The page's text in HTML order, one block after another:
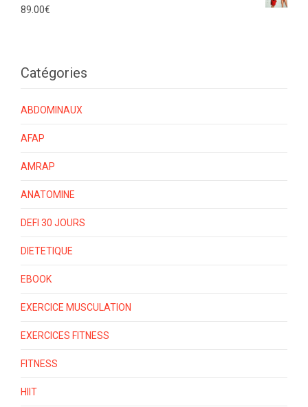
89.00€
Catégories
ABDOMINAUX
AFAP
AMRAP
ANATOMINE
DEFI 30 JOURS
DIETETIQUE
EBOOK
EXERCICE MUSCULATION
EXERCICES FITNESS
FITNESS
HIIT